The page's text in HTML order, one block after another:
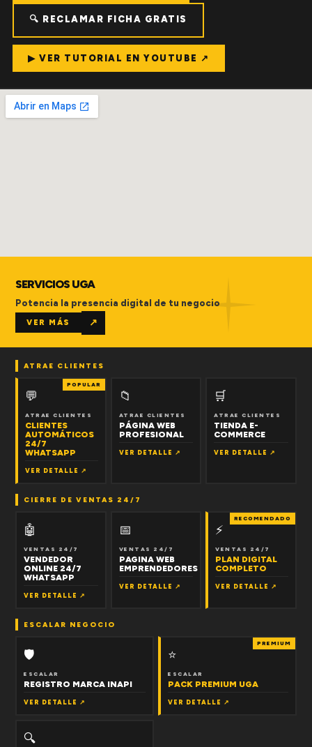
🔍 RECLAMAR FICHA GRATIS
▶ VER TUTORIAL EN YOUTUBE ↗
SERVICIOS UGA
Potencia la presencia digital de tu negocio
VER MÁS ↗
ATRAE CLIENTES
POPULAR
💬
ATRAE CLIENTES
CLIENTES
AUTOMÁTICOS
24/7
WHATSAPP
VER DETALLE ↗
📁
ATRAE CLIENTES
PÁGINA WEB
PROFESIONAL
VER DETALLE ↗
🛒
ATRAE CLIENTES
TIENDA E-
COMMERCE
VER DETALLE ↗
CIERRE DE VENTAS 24/7
🤖
VENTAS 24/7
VENDEDOR
ONLINE 24/7
WHATSAPP
VER DETALLE ↗
📅
VENTAS 24/7
PAGINA WEB
EMPRENDEDORES
VER DETALLE ↗
RECOMENDADO
⚡
VENTAS 24/7
PLAN DIGITAL
COMPLETO
VER DETALLE ↗
ESCALAR NEGOCIO
🛡
ESCALAR
REGISTRO MARCA INAPI
VER DETALLE ↗
PREMIUM
⭐
ESCALAR
PACK PREMIUM UGA
VER DETALLE ↗
🔍